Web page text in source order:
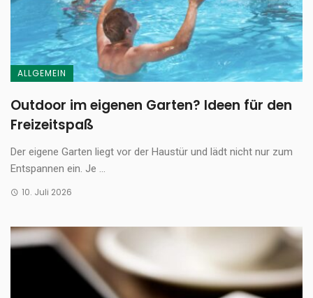
ALLGEMEIN
Outdoor im eigenen Garten? Ideen für den
Freizeitspaß
Der eigene Garten liegt vor der Haustür und lädt nicht nur zum
Entspannen ein. Je ...
10. Juli 2026